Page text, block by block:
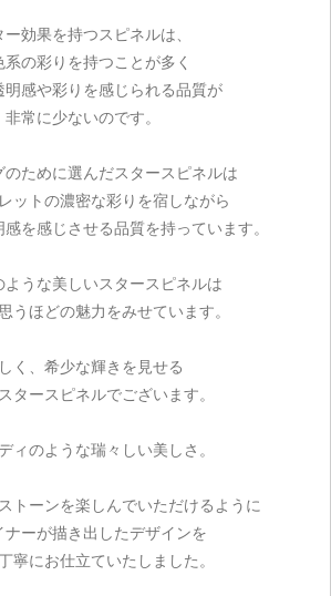
ー効果を持つスピネルは、
系の彩りを持つことが多く
明感や彩りを感じられる品質が
非常に少ないのです。
のために選んだスタースピネルは
ットの濃密な彩りを宿しながら
感を感じさせる品質を持っています。
ような美しいスタースピネルは
うほどの魅力をみせています。
く、希少な輝きを見せる
タースピネルでございます。
ィのような瑞々しい美しさ。
トーンを楽しんでいただけるように
ナーが描き出したデザインを
寧にお仕立ていたしました。